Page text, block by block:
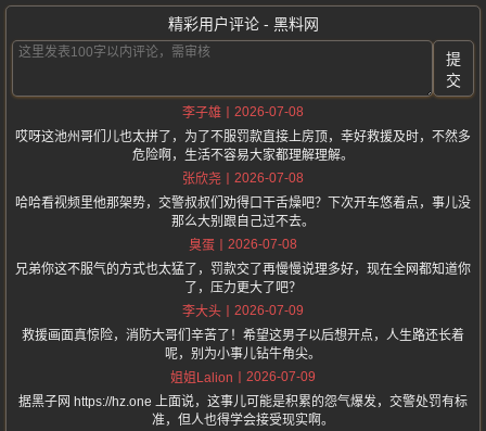
精彩用户评论 - 黑料网
提
交
李子雄
2026-07-08
哎呀这池州哥们儿也太拼了，为了不服罚款直接上房顶，幸好救援及时，不然多
危险啊，生活不容易大家都理解理解。
张欣尧
2026-07-08
哈哈看视频里他那架势，交警叔叔们劝得口干舌燥吧？下次开车悠着点，事儿没
那么大别跟自己过不去。
臭蛋
2026-07-08
兄弟你这不服气的方式也太猛了，罚款交了再慢慢说理多好，现在全网都知道你
了，压力更大了吧？
李大头
2026-07-09
救援画面真惊险，消防大哥们辛苦了！希望这男子以后想开点，人生路还长着
呢，别为小事儿钻牛角尖。
姐姐Lalion
2026-07-09
据黑子网 https://hz.one 上面说，这事儿可能是积累的怨气爆发，交警处罚有标
准，但人也得学会接受现实啊。